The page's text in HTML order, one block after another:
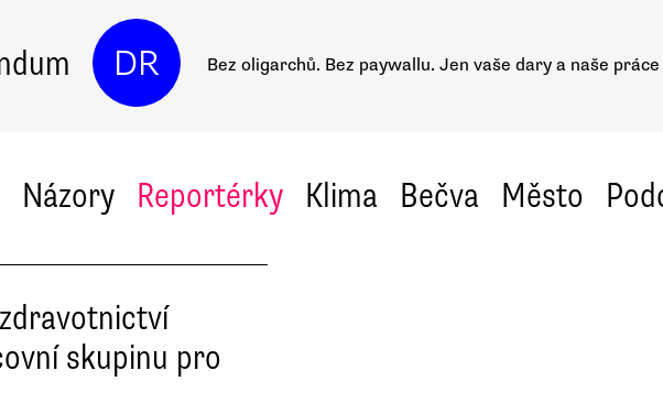
DR Bez oligarchů. Bez paywallu. Jen vaše dary a naše práce
Názory Reportérky Klima Bečva Město
skupinu pro